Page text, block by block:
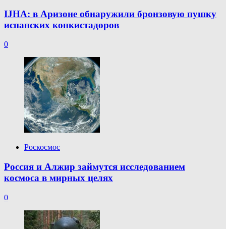
IJHA: в Аризоне обнаружили бронзовую пушку
испанских конкистадоров
0
Роскосмос
Россия и Алжир займутся исследованием
космоса в мирных целях
0